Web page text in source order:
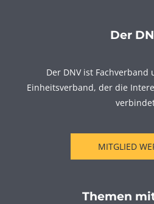
Der
Der DNV ist
Einheitsverband, der die
MITGLIED
Themen